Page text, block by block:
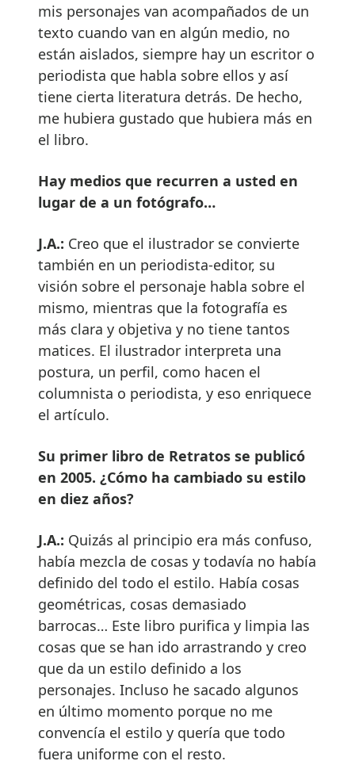
mis personajes van acompañados de un
texto cuando van en algún medio, no
están aislados, siempre hay un escritor o
periodista que habla sobre ellos y así
tiene cierta literatura detrás. De hecho,
me hubiera gustado que hubiera más en
el libro.
Hay medios que recurren a usted en
lugar de a un fotógrafo…
J.A.: Creo que el ilustrador se convierte
también en un periodista-editor, su
visión sobre el personaje habla sobre el
mismo, mientras que la fotografía es
más clara y objetiva y no tiene tantos
matices. El ilustrador interpreta una
postura, un perfil, como hacen el
columnista o periodista, y eso enriquece
el artículo.
Su primer libro de Retratos se publicó
en 2005. ¿Cómo ha cambiado su estilo
en diez años?
J.A.: Quizás al principio era más confuso,
había mezcla de cosas y todavía no había
definido del todo el estilo. Había cosas
geométricas, cosas demasiado
barrocas… Este libro purifica y limpia las
cosas que se han ido arrastrando y creo
que da un estilo definido a los
personajes. Incluso he sacado algunos
en último momento porque no me
convencía el estilo y quería que todo
fuera uniforme con el resto.